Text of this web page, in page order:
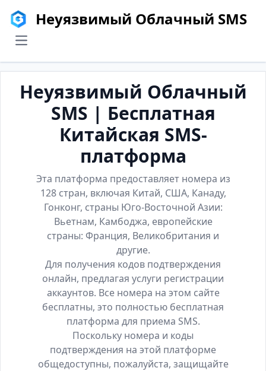
Неуязвимый Облачный SMS
menu
Неуязвимый Облачный
SMS | Бесплатная
Китайская SMS-
платформа
Эта платформа предоставляет номера из
128 стран, включая Китай, США, Канаду,
Гонконг, страны Юго-Восточной Азии:
Вьетнам, Камбоджа, европейские
страны: Франция, Великобритания и
другие.
Для получения кодов подтверждения
онлайн, предлагая услуги регистрации
аккаунтов. Все номера на этом сайте
бесплатны, это полностью бесплатная
платформа для приема SMS.
Поскольку номера и коды
подтверждения на этой платформе
общедоступны, пожалуйста, защищайте